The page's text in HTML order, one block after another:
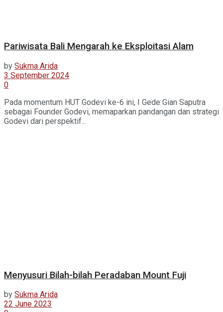
Pariwisata Bali Mengarah ke Eksploitasi Alam
by Sukma Arida
3 September 2024
0
Pada momentum HUT Godevi ke-6 ini, I Gede Gian Saputra
sebagai Founder Godevi, memaparkan pandangan dan strategi
Godevi dari perspektif...
Menyusuri Bilah-bilah Peradaban Mount Fuji
by Sukma Arida
22 June 2023